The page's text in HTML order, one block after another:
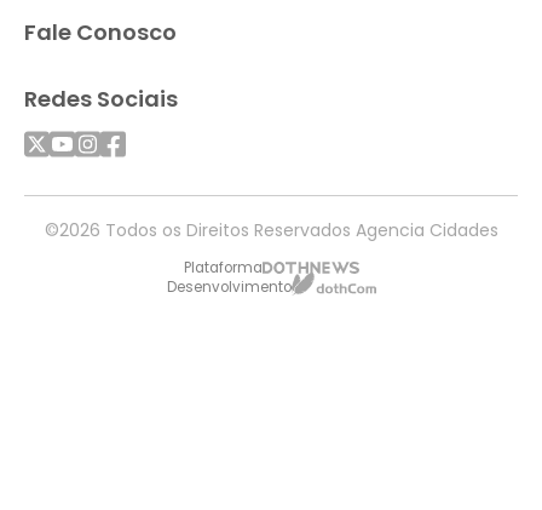
Fale Conosco
Redes Sociais
©2026 Todos os Direitos Reservados Agencia Cidades
Plataforma
Desenvolvimento